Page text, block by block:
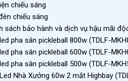
chiếu sáng
chiếu sáng
sách bảo hành và dịch vụ hậu mãi
pha sân pickleball 800w (TDLF-
pha sân pickleball 600w (TDLF-
pha sân pickleball 500w (TDLF-
Nhà Xưởng 60w 2 mắt Highbay